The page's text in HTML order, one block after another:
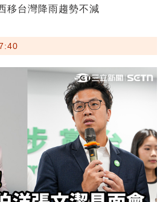
移台灣降雨趨勢不減